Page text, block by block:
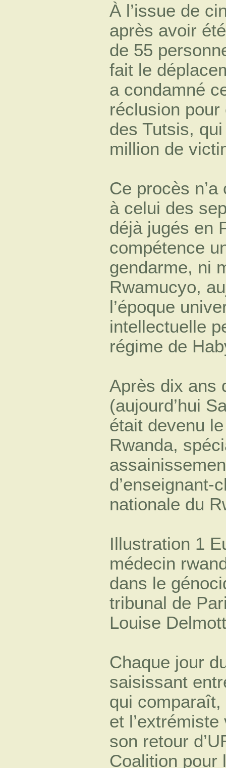
À l’issue de
après avoir
de 55
fait le
a condamné
réclusion
des Tutsis,
million de
Ce procès
à celui des
déjà jugés en
compétence
gendarme, ni
Rwamucyo,
l’époque
intellectuelle
régime de
Après dix ans
(aujourd’hui
était devenu
Rwanda,
d’enseignant-
nationale du
Illustration 1
médecin
dans le
tribunal de
Louise
Chaque jour
saisissant
qui comparaît,
et
son retour
Coalition pour